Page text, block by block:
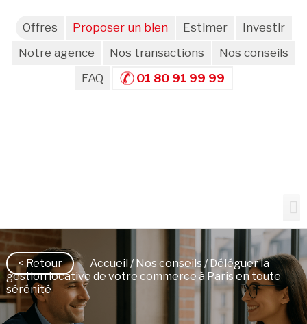
Offres Proposer un bien Estimer
Investir
Notre agence
Nos transactions
Nos conseils
FAQ
01 80 91 99 99
< Retour Accueil/Nos conseils/ Déléguer la
gestion locative de votre commerce à Paris en toute
sérénité